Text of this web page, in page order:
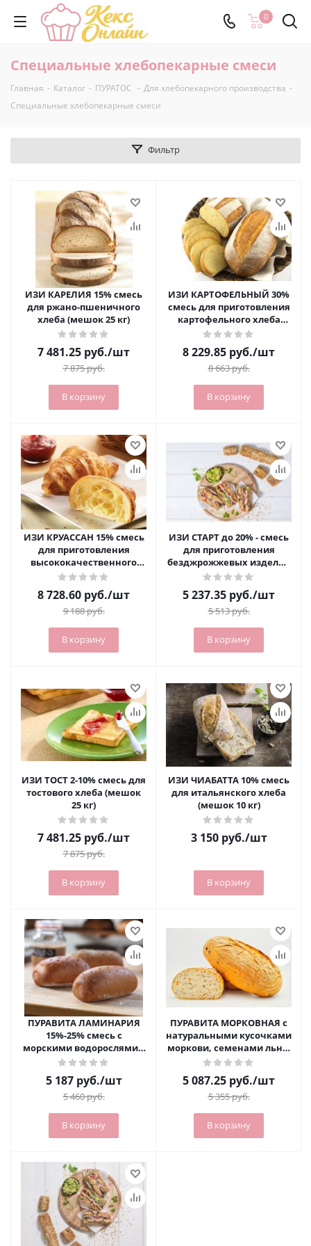
0
Специальные хлебопекарные смеси
Главная - Каталог - ПУРАТОС - Для хлебопекарного производства -
Специальные хлебопекарные смеси
Фильтр
ИЗИ КАРЕЛИЯ 15% смесь
для ржано-пшеничного
хлеба (мешок 25 кг)
7 481.25 руб./шт
7 875руб.
В корзину
ИЗИ КАРТОФЕЛЬНЫЙ 30%
смесь для приготовления
картофельного хлеба
(мешок 15 кг)
8 229.85 руб./шт
8 663руб.
В корзину
ИЗИ КРУАССАН 15% смесь
для приготовления
высококачественного
слоеного теста (мешок 25
8 728.60 руб./шт
9 188руб.
В корзину
ИЗИ СТАРТ до 20% - смесь
для приготовления
безджрожжевых изделий
(мешок 15 кг)
5 237.35 руб./шт
5 513руб.
В корзину
ИЗИ ТОСТ 2-10% смесь для
тостового хлеба (мешок
25 кг)
7 481.25 руб./шт
7 875руб.
В корзину
ИЗИ ЧИАБАТТА 10% смесь
для итальянского хлеба
(мешок 10 кг)
3 150руб./шт
В корзину
ПУРАВИТА ЛАМИНАРИЯ
15%-25% смесь с
морскими водорослями –
ламинарией, источником
йода (мешок 15 кг)
5 187руб./шт
5 460руб.
В корзину
ПУРАВИТА МОРКОВНАЯ с
натуральными кусочками
моркови, семенами льна,
подсолнечника на
закваске 15 кг
5 087.25 руб./шт
5 355руб.
В корзину